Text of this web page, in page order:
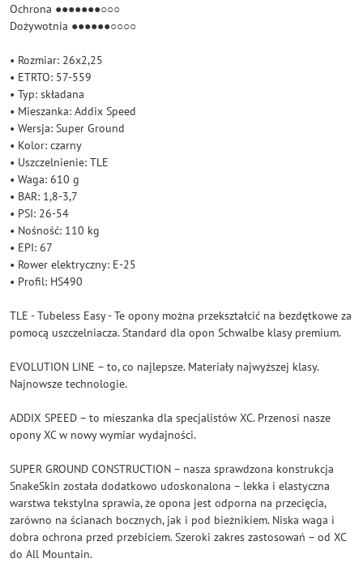
Ochrona ●●●●●●●○○○
Dożywotnia ●●●●●●○○○○
• Rozmiar: 26x2,25
• ETRTO: 57-559
• Typ: składana
• Mieszanka: Addix Speed
• Wersja: Super Ground
• Kolor: czarny
• Uszczelnienie: TLE
• Waga: 610 g
• BAR: 1,8-3,7
• PSI: 26-54
• Nośność: 110 kg
• EPI: 67
• Rower elektryczny: E-25
• Profil: HS490
TLE - Tubeless Easy - Te opony można przekształcić na bezdętkowe za
pomocą uszczelniacza. Standard dla opon Schwalbe klasy premium.
EVOLUTION LINE – to, co najlepsze. Materiały najwyższej klasy.
Najnowsze technologie.
ADDIX SPEED – to mieszanka dla specjalistów XC. Przenosi nasze
opony XC w nowy wymiar wydajności.
SUPER GROUND CONSTRUCTION – nasza sprawdzona konstrukcja
SnakeSkin została dodatkowo udoskonalona – lekka i elastyczna
warstwa tekstylna sprawia, że ​​opona jest odporna na przecięcia,
zarówno na ścianach bocznych, jak i pod bieżnikiem. Niska waga i
dobra ochrona przed przebiciem. Szeroki zakres zastosowań – od XC
do All Mountain.